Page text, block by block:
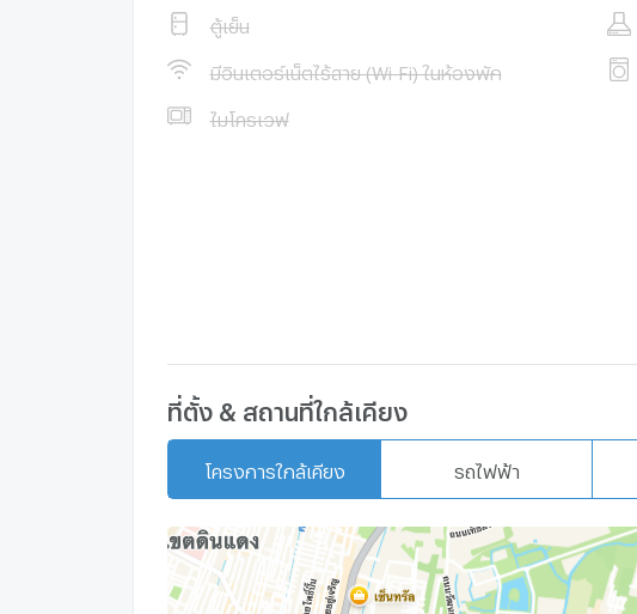
พรีมาเวอร่า – 460 เมตร (เดิน 6 นาที)
ร้านอาหารชาหมูแดง – 490 เมตร (เดิน 6 นาที)
โรงพยาบาลคามิลเลียน เป็นโรงพยาบาลที่ใกล้ที่สุดซึ่งตั้งอยู่ 850
ตู้เย็น
มีอินเตอร์เน็ตไร้สาย (Wi-Fi) ในห้องพัก
ไมโครเวฟ
ที่ตั้ง & สถานที่ใกล้เคียง
โครงการใกล้เคียง รถไฟฟ้า